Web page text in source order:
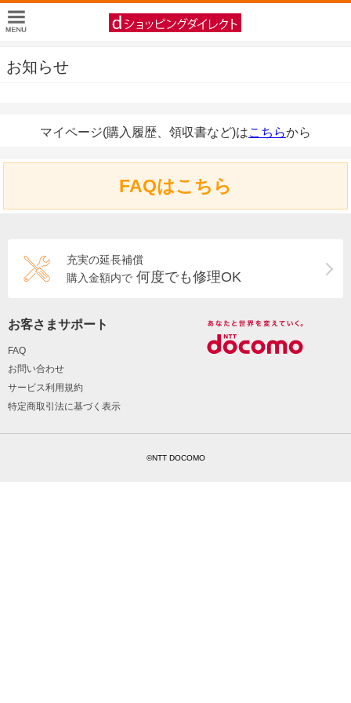
お知らせ
マイページ(購入履歴、領収書など)はこちらから
FAQはこちら
充実の延長補償
購入金額内で 何度でも修理OK
お客さまサポート
FAQ
お問い合わせ
サービス利用規約
特定商取引法に基づく表示
©NTT DOCOMO